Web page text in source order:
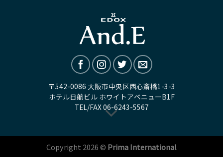
〒542-0086 大阪市中央区西心斎橋1-3-3
ホテル日航ビル ホワイトアベニューB1F
TEL/FAX06-6243-5567
Copyright 2026 © Prima International